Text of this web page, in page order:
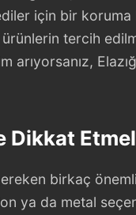
için bir koruma
tercih
Dikkat
birkaç
ya da metal